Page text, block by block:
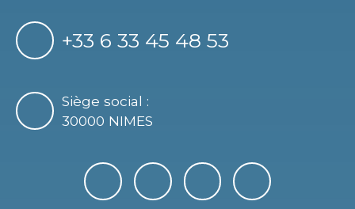
+33 6 33 45 48 53
Siège social :
30000 NIMES